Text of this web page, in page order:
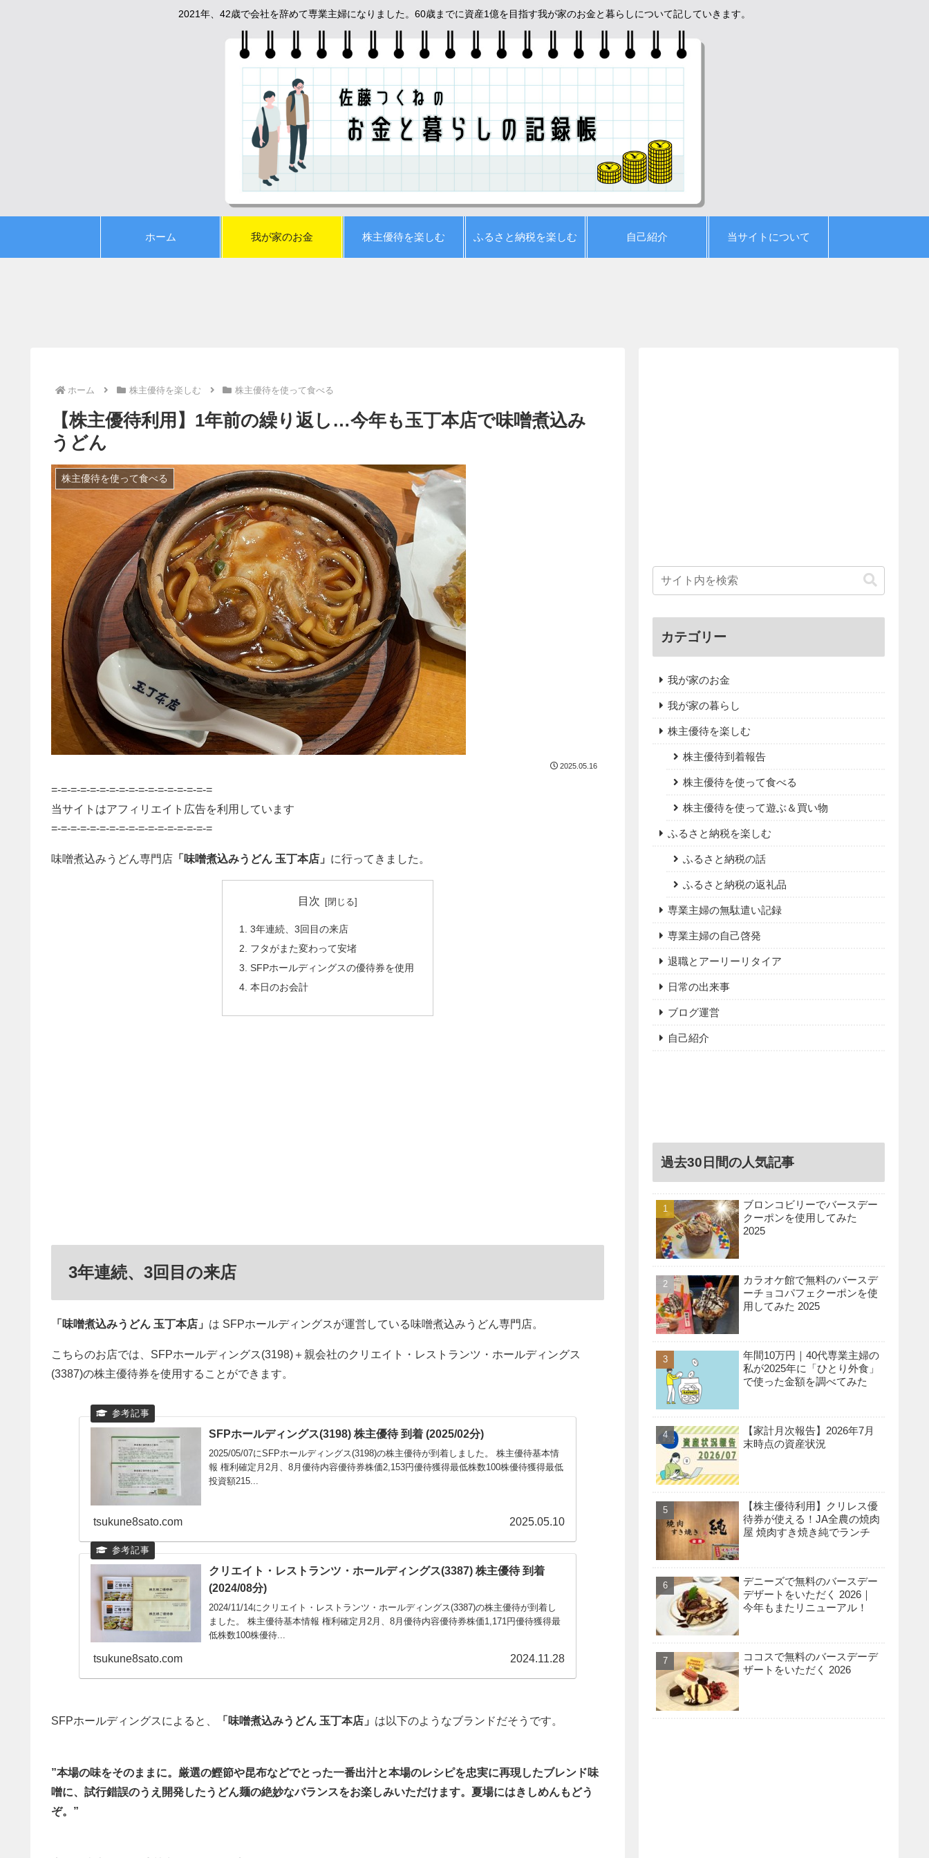
2021年、42歳で会社を辞めて専業主婦になりました。60歳までに資産1億を目指す我が家のお金と暮らしについて記していきます。
ホーム 我が家のお金 株主優待を楽しむ ふるさと納税を楽しむ 自己紹介 当サイトについて
ホーム 株主優待を楽しむ 株主優待を使って食べる
【株主優待利用】1年前の繰り返し…今年も玉丁本店で味噌煮込み
うどん
株主優待を使って食べる
2025.05.16
=-=-=-=-=-=-=-=-=-=-=-=-=-=-=-=-=
当サイトはアフィリエイト広告を利用しています
=-=-=-=-=-=-=-=-=-=-=-=-=-=-=-=-=
味噌煮込みうどん専門店 「味噌煮込みうどん 玉丁本店」 に行ってきました。
目次
3年連続、3回目の来店
フタがまた変わって安堵
SFPホールディングスの優待券を使用
本日のお会計
3年連続、3回目の来店
「味噌煮込みうどん 玉丁本店」 は SFPホールディングスが運営している味噌煮込みうどん専門店。
こちらのお店では、SFPホールディングス(3198)＋親会社のクリエイト・レストランツ・ホールディングス
(3387)の株主優待券を使用することができます。
SFPホールディングス(3198) 株主優待 到着 (2025/02分)
2025/05/07にSFPホールディングス(3198)の株主優待が到着しました。 株主優待基本情
報 権利確定月2月、8月優待内容優待券株価2,153円優待獲得最低株数100株優待獲得最低
投資額215...
tsukune8sato.com 2025.05.10
クリエイト・レストランツ・ホールディングス(3387) 株主優待 到着
(2024/08分)
2024/11/14にクリエイト・レストランツ・ホールディングス(3387)の株主優待が到着し
ました。 株主優待基本情報 権利確定月2月、8月優待内容優待券株価1,171円優待獲得最
低株数100株優待...
tsukune8sato.com 2024.11.28
SFPホールディングスによると、 「味噌煮込みうどん 玉丁本店」 は以下のようなブランドだそうです。
”本場の味をそのままに。厳選の鰹節や昆布などでとった一番出汁と本場のレシピを忠実に再現したブレンド味
噌に、試行錯誤のうえ開発したうどん麺の絶妙なバランスをお楽しみいただけます。夏場にはきしめんもどう
ぞ。”
カテゴリー
我が家のお金
我が家の暮らし
株主優待を楽しむ
株主優待到着報告
株主優待を使って食べる
株主優待を使って遊ぶ＆買い物
ふるさと納税を楽しむ
ふるさと納税の話
ふるさと納税の返礼品
専業主婦の無駄遣い記録
専業主婦の自己啓発
退職とアーリーリタイア
日常の出来事
ブログ運営
自己紹介
過去30日間の人気記事
ブロンコビリーでバースデー
クーポンを使用してみた
2025
カラオケ館で無料のバースデ
ーチョコパフェクーポンを使
用してみた 2025
年間10万円｜40代専業主婦の
私が2025年に「ひとり外食」
で使った金額を調べてみた
【家計月次報告】2026年7月
末時点の資産状況
【株主優待利用】クリレス優
待券が使える！JA全農の焼肉
屋 焼肉すき焼き純でランチ
デニーズで無料のバースデー
デザートをいただく 2026｜
今年もまたリニューアル！
ココスで無料のバースデーデ
ザートをいただく 2026